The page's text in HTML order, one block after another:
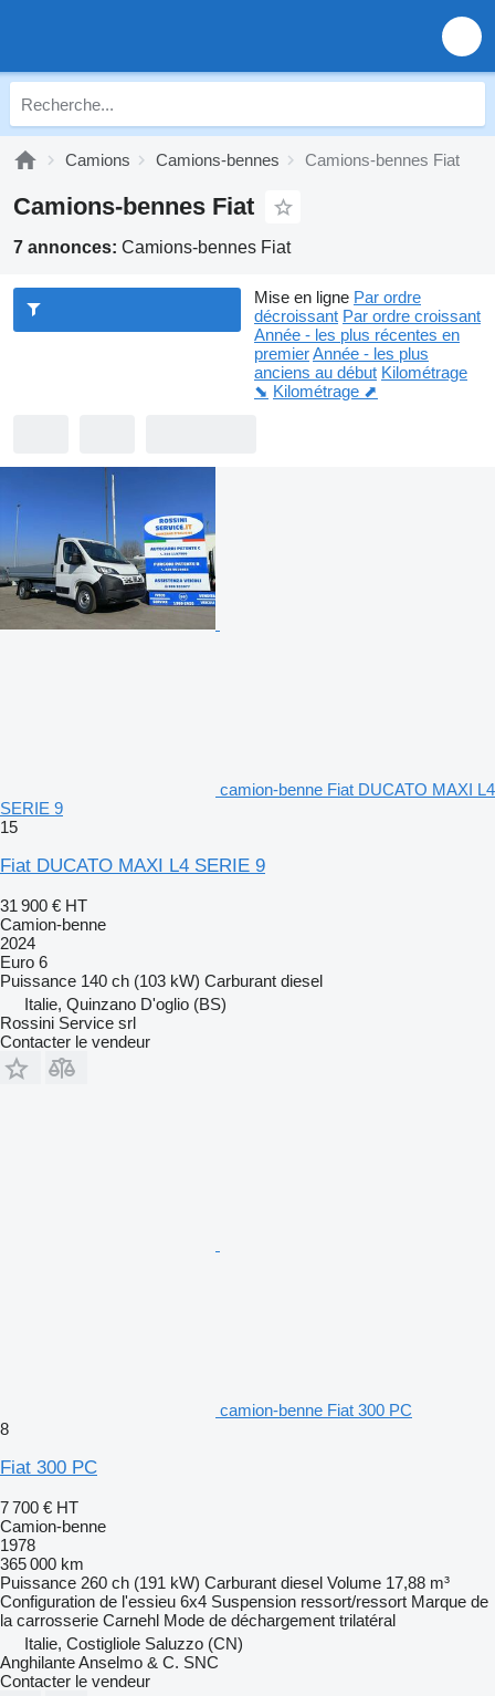
Camions Camions-bennes Camions-bennes Fiat
Camions-bennes Fiat
7 annonces: Camions-bennes Fiat
Mise en ligne Par ordre
décroissant Par ordre croissant
Année - les plus récentes en
premierAnnée - les plus
anciens au début Kilométrage
⬊ Kilométrage ⬈
camion-benne Fiat DUCATO MAXI L4
SERIE 9
15
Fiat DUCATO MAXI L4 SERIE 9
31 900 € HT
Camion-benne
2024
Euro 6
Puissance 140 ch (103 kW) Carburant diesel
Italie, Quinzano D'oglio (BS)
Rossini Service srl
Contacter le vendeur
camion-benne Fiat 300 PC
8
Fiat 300 PC
7 700 € HT
Camion-benne
1978
365 000 km
Puissance 260 ch (191 kW) Carburant diesel Volume 17,88 m³
Configuration de l'essieu 6x4 Suspension ressort/ressort Marque de
la carrosserie Carnehl Mode de déchargement trilatéral
Italie, Costigliole Saluzzo (CN)
Anghilante Anselmo & C. SNC
Contacter le vendeur